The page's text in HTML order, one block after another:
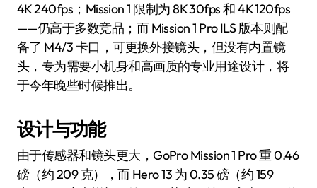
4K 240fps；Mission 1 限制为 8K 30fps 和 4K 120fps
——仍高于多数竞品；而 Mission 1 Pro ILS 版本则配
备了 M4/3 卡口，可更换外接镜头，但没有内置镜
头，专为需要小机身和高画质的专业用途设计，将
于今年晚些时候推出。
设计与功能
由于传感器和镜头更大，GoPro Mission 1 Pro 重 0.46
磅（约 209 克），而 Hero 13 为 0.35 磅（约 159